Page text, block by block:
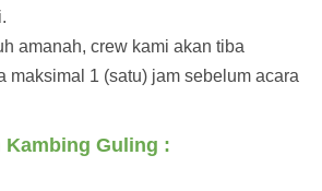
amanah, crew kami akan tiba
maksimal 1 (satu) jam sebelum acara
Kambing Guling :